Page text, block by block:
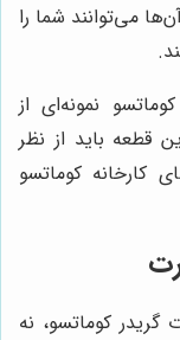
می‌توانند شما را
نمونه‌ای از
قطعه باید از نظر
کارخانه کوماتسو
گریدر کوماتسو، نه